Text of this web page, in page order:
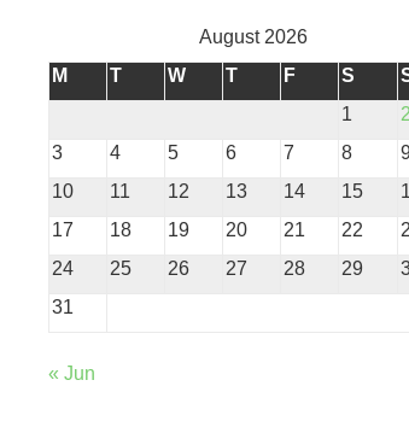
August 2026
M
T W T F S
1
2
3
4 5 6 7 8
10
11 12 13 14 15
17
18 19 20 21 22
24
25 26 27 28 29
31
« Jun